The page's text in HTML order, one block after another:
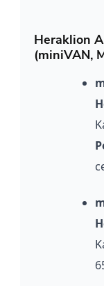
Heraklion
(miniVAN,